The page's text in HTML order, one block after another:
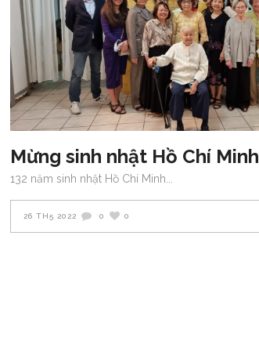
Mừng sinh nhật Hồ Chí Minh
132 năm sinh nhật Hồ Chí Minh
26 TH5 2022 0 0